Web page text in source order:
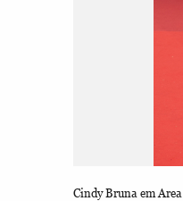
Cindy Bruna em Area